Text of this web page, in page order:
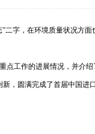
字，在环境质量状况方
工作的进展情况，并介
，圆满完成了首届中国